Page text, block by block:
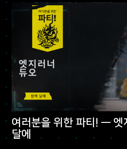
여러분을 위한 파티! — 엣
달에